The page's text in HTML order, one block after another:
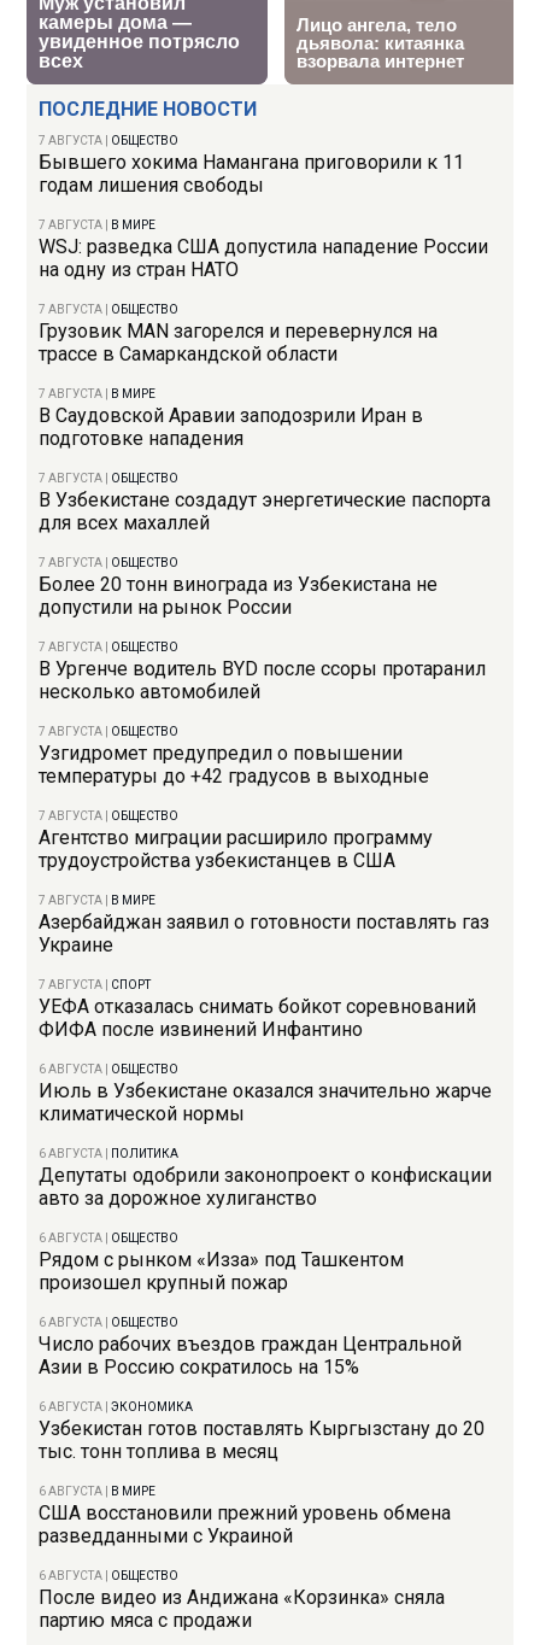
ПОСЛЕДНИЕ НОВОСТИ
7 АВГУСТА ОБЩЕСТВО
Бывшего хокима Намангана приговорили к 11
годам лишения свободы
7 АВГУСТА В МИРЕ
WSJ: разведка США допустила нападение России
на одну из стран НАТО
7 АВГУСТА ОБЩЕСТВО
Грузовик MAN загорелся и перевернулся на
трассе в Самаркандской области
7 АВГУСТА В МИРЕ
В Саудовской Аравии заподозрили Иран в
подготовке нападения
7 АВГУСТА ОБЩЕСТВО
В Узбекистане создадут энергетические паспорта
для всех махаллей
7 АВГУСТА ОБЩЕСТВО
Более 20 тонн винограда из Узбекистана не
допустили на рынок России
7 АВГУСТА ОБЩЕСТВО
В Ургенче водитель BYD после ссоры протаранил
несколько автомобилей
7 АВГУСТА ОБЩЕСТВО
Узгидромет предупредил о повышении
температуры до +42 градусов в выходные
7 АВГУСТА ОБЩЕСТВО
Агентство миграции расширило программу
трудоустройства узбекистанцев в США
7 АВГУСТА В МИРЕ
Азербайджан заявил о готовности поставлять газ
Украине
7 АВГУСТА СПОРТ
УЕФА отказалась снимать бойкот соревнований
ФИФА после извинений Инфантино
6 АВГУСТА ОБЩЕСТВО
Июль в Узбекистане оказался значительно жарче
климатической нормы
6 АВГУСТА ПОЛИТИКА
Депутаты одобрили законопроект о конфискации
авто за дорожное хулиганство
6 АВГУСТА ОБЩЕСТВО
Рядом с рынком «Изза» под Ташкентом
произошел крупный пожар
6 АВГУСТА ОБЩЕСТВО
Число рабочих въездов граждан Центральной
Азии в Россию сократилось на 15%
6 АВГУСТА |ЭКОНОМИКА
Узбекистан готов поставлять Кыргызстану до 20
тыс. тонн топлива в месяц
6 АВГУСТА В МИРЕ
США восстановили прежний уровень обмена
разведданными с Украиной
6 АВГУСТА ОБЩЕСТВО
После видео из Андижана «Корзинка» сняла
партию мяса с продажи